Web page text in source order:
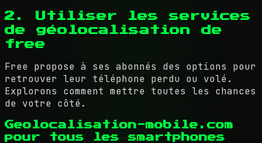
2. Utiliser les services
de géolocalisation de
free
Free propose à ses abonnés des options pour
retrouver leur téléphone perdu ou volé.
Explorons comment mettre toutes les chances
de votre côté.
Geolocalisation-mobile.com
pour tous les smartphones